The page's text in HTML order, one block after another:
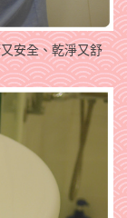
安全、乾淨又舒